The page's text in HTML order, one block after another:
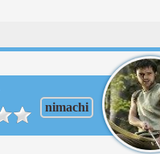
nimachi